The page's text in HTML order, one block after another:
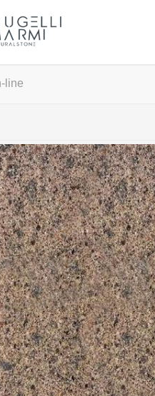
line